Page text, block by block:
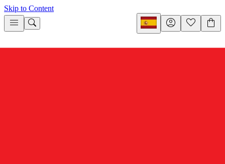
Skip to Content